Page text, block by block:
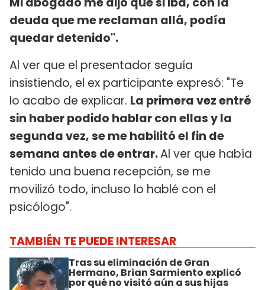
deuda que me reclaman allá, podía
quedar detenido".
Al ver que el presentador seguía
insistiendo, el ex participante expresó: "Te
lo acabo de explicar. La primera vez entré
sin haber podido hablar con ellas y la
segunda vez, se me habilitó el fin de
semana antes de entrar.Al ver que había
tenido una buena recepción, se me
movilizó todo, incluso lo hablé con el
psicólogo".
TAMBIÉN TE PUEDE INTERESAR
Tras su eliminación de Gran
Hermano, Brian Sarmiento explicó
por qué no visitó aún a sus hijas